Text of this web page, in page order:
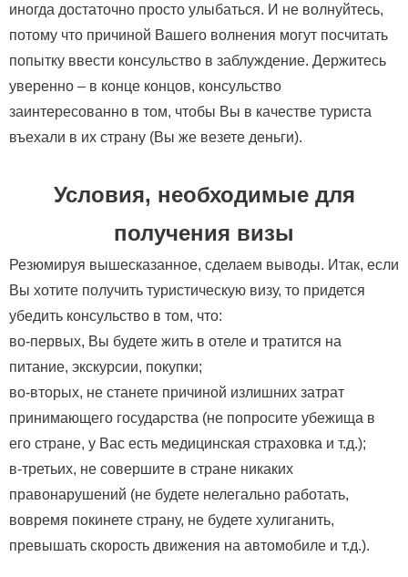
иногда достаточно просто улыбаться. И не волнуйтесь,
потому что причиной Вашего волнения могут посчитать
попытку ввести консульство в заблуждение. Держитесь
уверенно – в конце концов, консульство
заинтересованно в том, чтобы Вы в качестве туриста
въехали в их страну (Вы же везете деньги).
Условия, необходимые для
получения визы
Резюмируя вышесказанное, сделаем выводы. Итак, если
Вы хотите получить туристическую визу, то придется
убедить консульство в том, что:
во-первых, Вы будете жить в отеле и тратится на
питание, экскурсии, покупки;
во-вторых, не станете причиной излишних затрат
принимающего государства (не попросите убежища в
его стране, у Вас есть медицинская страховка и т.д.);
в-третьих, не совершите в стране никаких
правонарушений (не будете нелегально работать,
вовремя покинете страну, не будете хулиганить,
превышать скорость движения на автомобиле и т.д.).